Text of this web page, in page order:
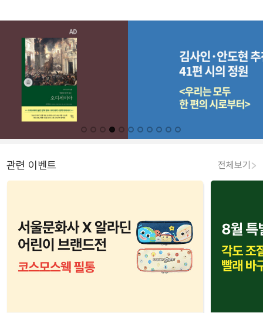
관련 이벤트 전체보기